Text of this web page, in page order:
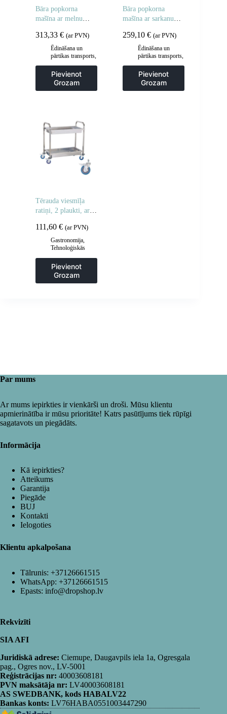
Bāra popkorna
mašīna ar melnu
313,33 € (ar PVN)
Ēdināšana un
pārtikas transports,
Popkorna mašīnas
Pievienot
Grozam
Bāra popkorna
mašīna ar sarkanu
259,10€ (ar PVN)
Ēdināšana un
pārtikas transports,
Popkorna mašīnas
Pievienot
Grozam
Tērauda viesmīļa
ratiņi, 2 plaukti, ar
111,60 € (ar PVN)
Gastronomija,
Tehnoloģiskās
un transporta ratiņi
Virtuve
Pievienot
Grozam
Par mums
Ar mums iepirkties ir vienkārši un droši. Mūsu klientu
apmierinātība ir mūsu prioritāte! Katrs pasūtījums tiek rūpīgi
sagatavots un piegādāts.
Informācija
Kā iepirkties?
Atteikums
Garantija
Piegāde
BUJ
Kontakti
Ielogoties
Klientu apkalpošana
Tālrunis: +37126661515
WhatsApp: +37126661515
Epasts: info@dropshop.lv
Rekvizīti
SIA AFI
Juridiskā adrese: Ciemupe, Daugavpils iela 1a, Ogresgala
pag., Ogres nov., LV-5001
Reģistrācijas nr: 40003608181
PVN maksātāja nr: LV40003608181
AS SWEDBANK, kods HABALV22
Bankas konts: LV76HABA0551003447290